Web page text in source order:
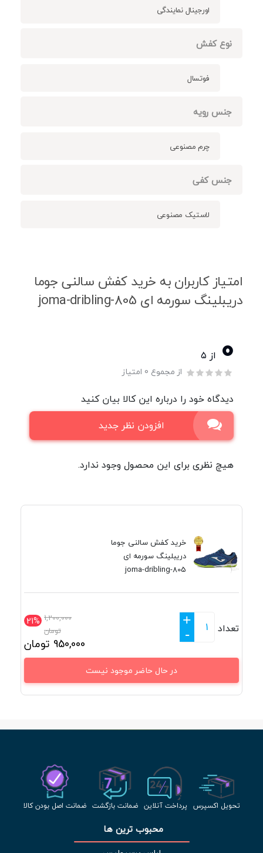
اورجینال نمایندگی
نوع کفش
فوتسال
جنس رویه
چرم مصنوعی
جنس کفی
لاستیک مصنوعی
امتیاز کاربران به خرید کفش سالنی جوما
دریبلینگ سورمه ای joma-dribling-805
0 از ۵
از مجموع 0 امتیاز
دیدگاه خود را درباره این کالا بیان کنید
افزودن نظر جدید
هیچ نظری برای این محصول وجود ندارد.
خرید کفش سالنی جوما
دریبلینگ سورمه ای
joma-dribling-805
21% 1,200,000
تومان
950,000 تومان
تعداد
+
-
در حال حاضر موجود نیست
تحویل اکسپرس پرداخت آنلاین ضمانت بازگشت ضمانت اصل بودن کالا
محبوب ترین ها